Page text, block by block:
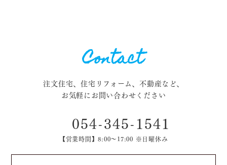
Contact
注文住宅、住宅リフォーム、不動産など、
お気軽にお問い合わせください
054-345-1541
【営業時間】8:00～17:00 ※日曜休み